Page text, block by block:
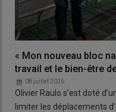
Nicolas
d’agriculture
Ces recherches
« l’aptitude maternelle
pertes par écrasement
« Mon nouveau bloc
travail et le bien-être
08 juillet 2026
Olivier Raulo s’est doté
limiter les déplacements